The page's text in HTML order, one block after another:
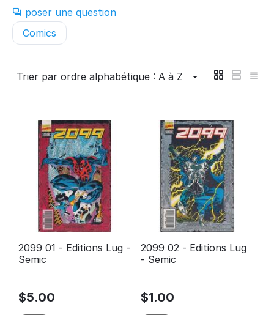
poser une question
Comics
Trier par ordre alphabétique : A à Z
2099 01 - Editions Lug -
Semic
$5.00
2099 02 - Editions Lug
- Semic
$1.00